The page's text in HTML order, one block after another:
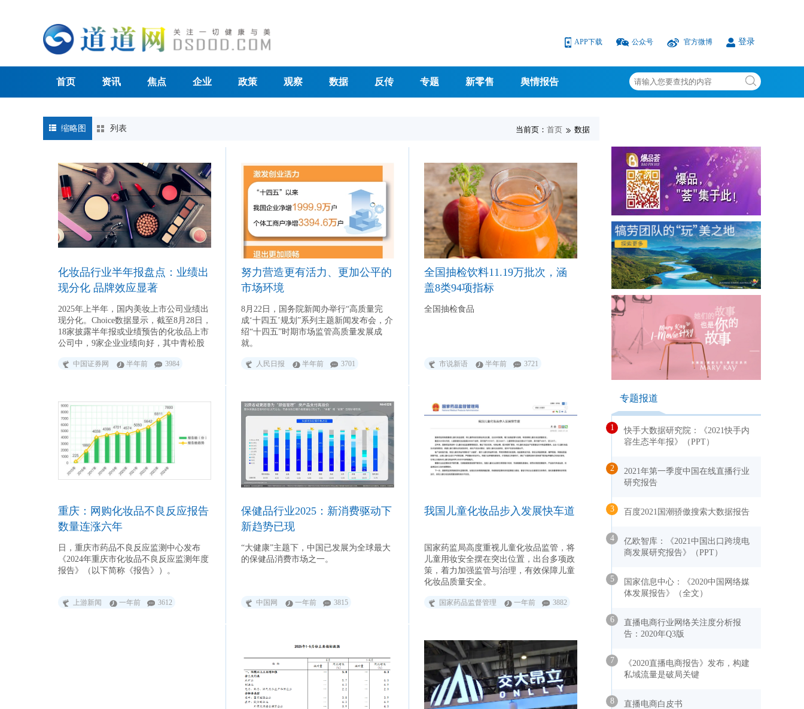
APP下载 公众号 官方微博 登录
首页 资讯 焦点 企业 政策 观察 数据 反传 专题 新零售 舆情报告
缩略图 列表 当前页： 首页 数据
化妆品行业半年报盘点：业绩出
现分化 品牌效应显著
2025年上半年，国内美妆上市公司业绩出
现分化。Choice数据显示，截至8月28日，
18家披露半年报或业绩预告的化妆品上市
公司中，9家企业业绩向好，其中青松股
过，也有科思股份等9家公司业绩出现下
身品牌效应转化为业务增长动能；业绩下
滑的公司则多受细分市场需求放缓、市场
竞争加剧等影响。化妆品行业总体呈现头
部品牌效应显著，采取多品牌发展策略的
特点。此外，多家公司正聚焦线上渠道展
开投入，并在研发方面持续加码。 业绩分
化明显 在行业整体稳步增长的大背景下，
化妆品上市公司业绩呈现分化态
长9.02%；归母净利润1.23亿元，同比增
长16.54%。水羊股份表示，本期公司业绩
端品牌的品牌建设，高端品牌的品牌势能
持续放大，品牌结构进一步改善。 业
绩表现同样亮眼的还有上美股份。公司8
润5.6亿元，同比增长34.7%。公司称，收
中国证券网 半年前 3984
努力营造更有活力、更加公平的
市场环境
8月22日，国务院新闻办举行“高质量完
成‘十四五’规划”系列主题新闻发布会，介
绍“十四五”时期市场监管高质量发展成
就。
人民日报 半年前 3701
全国抽检饮料11.19万批次，涵
盖8类94项指标
全国抽检食品
市说新语 半年前 3721
重庆：网购化妆品不良反应报告
数量连涨六年
日，重庆市药品不良反应监测中心发布
《2024年重庆市化妆品不良反应监测年度
报告》（以下简称《报告》）。
上游新闻 一年前 3612
保健品行业2025：新消费驱动下
新趋势已现
“大健康”主题下，中国已发展为全球最大
的保健品消费市场之一。
中国网 一年前 3815
我国儿童化妆品步入发展快车道
国家药监局高度重视儿童化妆品监管，将
儿童用妆安全摆在突出位置，出台多项政
策，着力加强监管与治理，有效保障儿童
化妆品质量安全。
国家药品监督管理 一年前 3882
专题报道
1
快手大数据研究院：《2021快手内
容生态半年报》（PPT）
2
2021年第一季度中国在线直播行业
研究报告
3 百度2021国潮骄傲搜索大数据报告
4
亿欧智库：《2021中国出口跨境电
商发展研究报告》（PPT）
5
国家信息中心：《2020中国网络媒
体发展报告》（全文）
6
直播电商行业网络关注度分析报
告：2020年Q3版
7
《2020直播电商报告》发布，构建
私域流量是破局关键
8 直播电商白皮书